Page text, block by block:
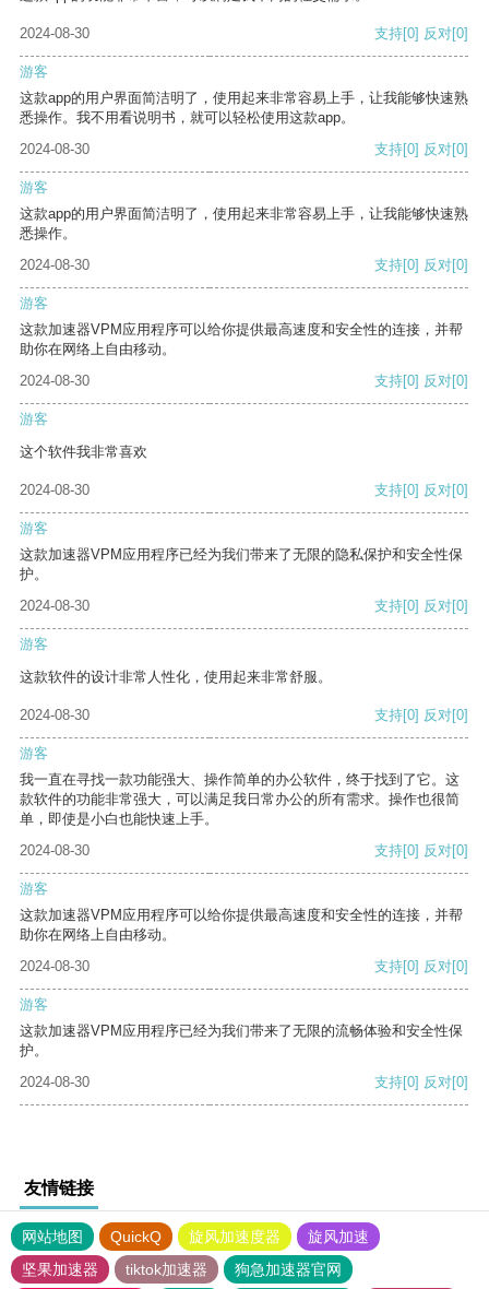
2024-08-30 支持[0] 反对[0]
游客
这款app的用户界面简洁明了，使用起来非常容易上手，让我能够快速熟
悉操作。我不用看说明书，就可以轻松使用这款app。
2024-08-30
支持[0] 反对[0]
游客
这款app的用户界面简洁明了，使用起来非常容易上手，让我能够快速熟
悉操作。
2024-08-30
支持[0] 反对[0]
游客
这款加速器VPM应用程序可以给你提供最高速度和安全性的连接，并帮
助你在网络上自由移动。
2024-08-30
支持[0] 反对[0]
游客
这个软件我非常喜欢
2024-08-30 支持[0] 反对[0]
游客
这款加速器VPM应用程序已经为我们带来了无限的隐私保护和安全性保
护。
2024-08-30
支持[0] 反对[0]
游客
这款软件的设计非常人性化，使用起来非常舒服。
2024-08-30 支持[0] 反对[0]
游客
我一直在寻找一款功能强大、操作简单的办公软件，终于找到了它。这
款软件的功能非常强大，可以满足我日常办公的所有需求。操作也很简
单，即使是小白也能快速上手。
2024-08-30
支持[0] 反对[0]
游客
这款加速器VPM应用程序可以给你提供最高速度和安全性的连接，并帮
助你在网络上自由移动。
2024-08-30
支持[0] 反对[0]
游客
这款加速器VPM应用程序已经为我们带来了无限的流畅体验和安全性保
护。
2024-08-30
支持[0] 反对[0]
友情链接
网站地图 QuickQ 旋风加速度器
旋风加速
坚果加速器
tiktok加速器 狗急加速器官网